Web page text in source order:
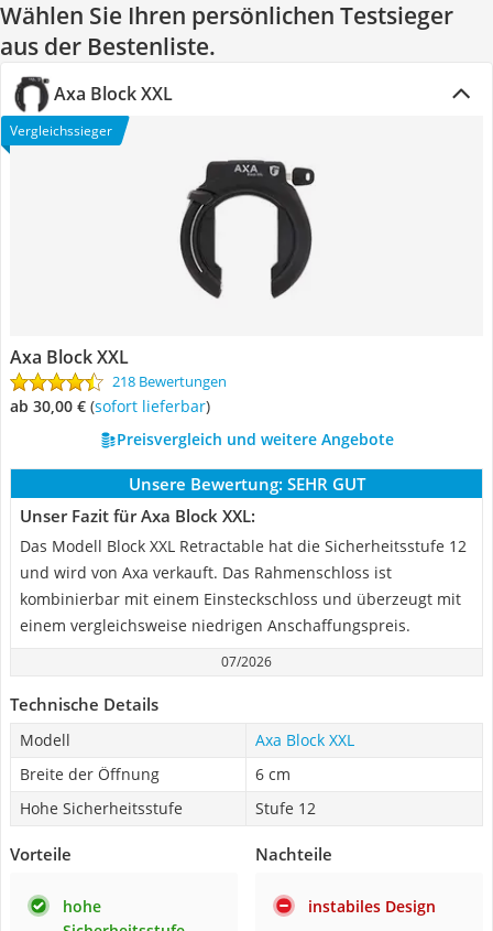
Wählen Sie Ihren persönlichen Testsieger
aus der Bestenliste.
Axa Block XXL
Vergleichssieger
Axa Block XXL
218 Bewertungen
ab 30,00 € ( Sofort lieferbar)
Preisvergleich und weitere Angebote
Unsere Bewertung: SEHR GUT
Unser Fazit für Axa Block XXL:
Das Modell Block XXL Retractable hat die Sicherheitsstufe 12
und wird von Axa verkauft. Das Rahmenschloss ist
kombinierbar mit einem Einsteckschloss und überzeugt mit
einem vergleichsweise niedrigen Anschaffungspreis.
07/2026
Technische Details
Modell
Axa Block XXL
Breite der Öffnung
6 cm
Hohe Sicherheitsstufe
Stufe 12
Vorteile
hohe
Nachteile
instabiles Design